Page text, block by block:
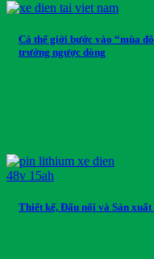
Cả thế giới bước vào “mùa
trưởng ngược dòng
Thiết kế, Đấu nối và Sản